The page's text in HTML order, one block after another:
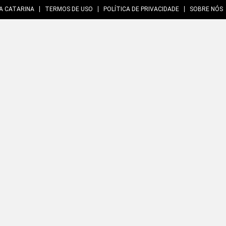
CATARINA TERMOS DE USO POLÍTICA DE PRIVACIDADE SOBRE NÓS